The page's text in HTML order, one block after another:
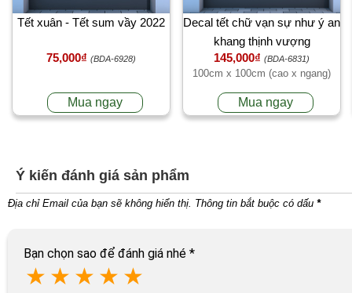
Tết xuân - Tết sum vầy 2022
75,000₫ (BDA-6928)
Mua ngay
Decal tết chữ vạn sự như ý an
khang thịnh vượng
145,000₫ (BDA-6831)
100cm x 100cm (cao x ngang)
Mua ngay
Ý kiến đánh giá sản phẩm
Địa chỉ Email của bạn sẽ không hiển thị. Thông tin bắt buộc có dấu *
Bạn chọn sao để đánh giá nhé *
★ ★ ★ ★ ★